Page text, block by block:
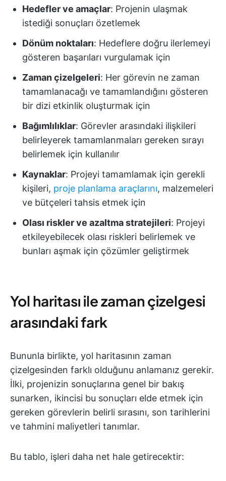
Hedefler ve amaçlar: Projenin ulaşmak
istediği sonuçları özetlemek
Dönüm noktaları: Hedeflere doğru ilerlemeyi
gösteren başarıları vurgulamak için
Zaman çizelgeleri: Her görevin ne zaman
tamamlanacağı ve tamamlandığını gösteren
bir dizi etkinlik oluşturmak için
Bağımlılıklar: Görevler arasındaki ilişkileri
belirleyerek tamamlanmaları gereken sırayı
belirlemek için kullanılır
Kaynaklar: Projeyi tamamlamak için gerekli
kişileri, proje planlama araçlarını, malzemeleri
ve bütçeleri tahsis etmek için
Olası riskler ve azaltma stratejileri: Projeyi
etkileyebilecek olası riskleri belirlemek ve
bunları aşmak için çözümler geliştirmek
Yol haritası ile zaman çizelgesi
arasındaki fark
Bununla birlikte, yol haritasının zaman
çizelgesinden farklı olduğunu anlamanız gerekir.
İlki, projenizin sonuçlarına genel bir bakış
sunarken, ikincisi bu sonuçları elde etmek için
gereken görevlerin belirli sırasını, son tarihlerini
ve tahmini maliyetleri tanımlar.
Bu tablo, işleri daha net hale getirecektir: